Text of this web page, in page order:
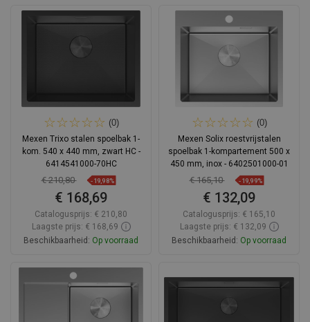
In winkelwagen In winkelwagen
favorite_border Favoriet
Vergelijk
(0)
Mexen Trixo stalen spoelbak 1-
kom. 540 x 440 mm, zwart HC -
6414541000-70HC
€ 210,80 -19,98%
€ 168,69
Catalogusprijs: € 210,80
Laagste prijs: € 168,69
Beschikbaarheid: Op voorraad
In winkelwagen
(0)
Mexen Solix roestvrijstalen
spoelbak 1-kompartement 500 x
450 mm, inox - 6402501000-01
€ 165,10 -19,99%
€ 132,09
Catalogusprijs: € 165,10
Laagste prijs: € 132,09
Beschikbaarheid: Op voorraad